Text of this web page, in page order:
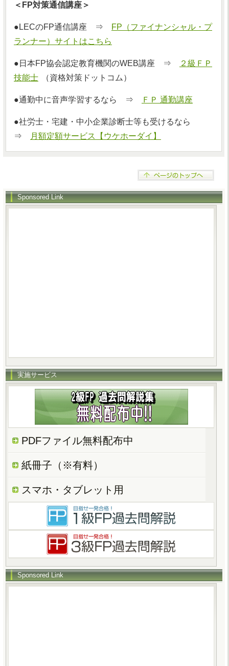
＜FP対策通信講座＞
●LECのFP通信講座 ⇒
FP（ファイナンシャル・プ
ランナー）サイトはこちら
●日本FP協会認定教育機関のWEB講座 ⇒
２級ＦＰ
技能士
（資格対策ドットコム）
●通勤中に音声学習するなら ⇒ ＦＰ 通勤講座
●社労士・宅建・中小企業診断士等も受けるなら
⇒
月額定額サービス【ウケホーダイ】
Sponsored Link
実施サービス
PDFファイル無料配布中
紙冊子（※有料）
スマホ・タブレット用
Sponsored Link